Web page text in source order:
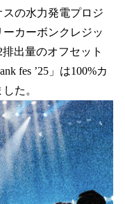
の水力発電プロジ
カーボンクレジッ
出量のオフセット
fes ’25」は100%カ
た。